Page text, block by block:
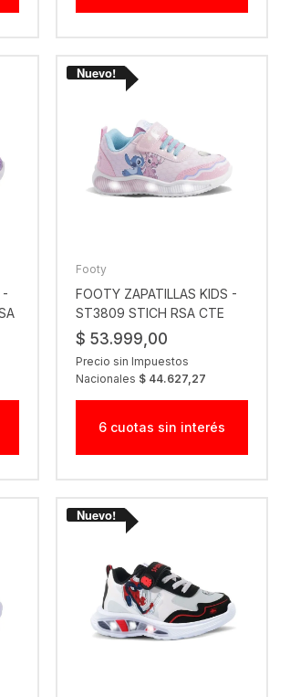
-
Footy
FOOTY ZAPATILLAS KIDS -
ST3809 STICH RSA CTE
$ 53.999,00
Precio sin Impuestos
Nacionales $ 44.627,27
6 cuotas sin interés